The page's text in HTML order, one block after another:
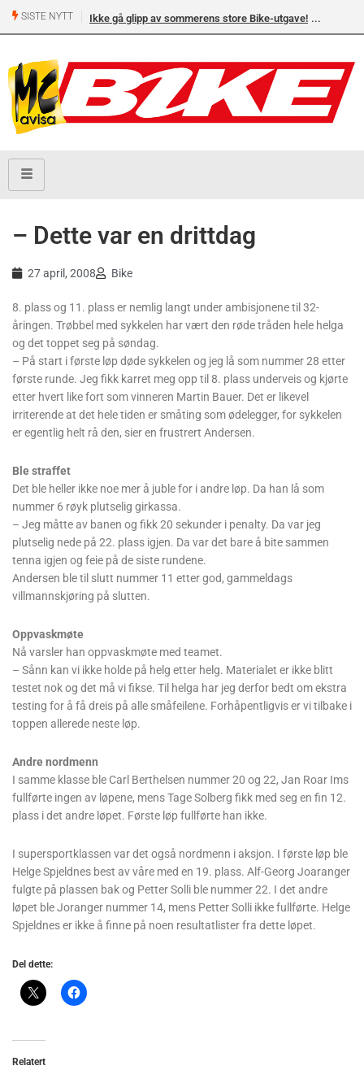
SISTE NYTTstore Bike-utgave!
MC-salget jan-jul 2026: Honda størst foran
– Dette var en drittdag
27 april, 2008 Bike
8. plass og 11. plass er nemlig langt under ambisjonene til 32-
åringen. Trøbbel med sykkelen har vært den røde tråden hele helga
og det toppet seg på søndag.
– På start i første løp døde sykkelen og jeg lå som nummer 28 etter
første runde. Jeg fikk karret meg opp til 8. plass underveis og kjørte
etter hvert like fort som vinneren Martin Bauer. Det er likevel
irriterende at det hele tiden er småting som ødelegger, for sykkelen
er egentlig helt rå den, sier en frustrert Andersen.
Ble straffet
Det ble heller ikke noe mer å juble for i andre løp. Da han lå som
nummer 6 røyk plutselig girkassa.
– Jeg måtte av banen og fikk 20 sekunder i penalty. Da var jeg
plutselig nede på 22. plass igjen. Da var det bare å bite sammen
tenna igjen og feie på de siste rundene.
Andersen ble til slutt nummer 11 etter god, gammeldags
villmannskjøring på slutten.
Oppvaskmøte
Nå varsler han oppvaskmøte med teamet.
– Sånn kan vi ikke holde på helg etter helg. Materialet er ikke blitt
testet nok og det må vi fikse. Til helga har jeg derfor bedt om ekstra
testing for å få dreis på alle småfeilene. Forhåpentligvis er vi tilbake i
toppen allerede neste løp.
Andre nordmenn
I samme klasse ble Carl Berthelsen nummer 20 og 22, Jan Roar Ims
fullførte ingen av løpene, mens Tage Solberg fikk med seg en fin 12.
plass i det andre løpet. Første løp fullførte han ikke.
I supersportklassen var det også nordmenn i aksjon. I første løp ble
Helge Spjeldnes best av våre med en 19. plass. Alf-Georg Joaranger
fulgte på plassen bak og Petter Solli ble nummer 22. I det andre
løpet ble Joranger nummer 14, mens Petter Solli ikke fullførte. Helge
Spjeldnes er ikke å finne på noen resultatlister fra dette løpet.
Del dette:
Relatert